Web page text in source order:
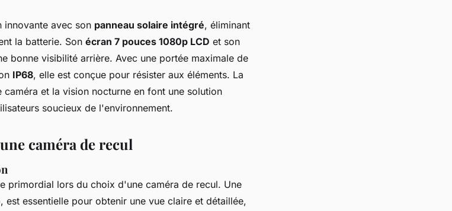
innovante avec son panneau solaire intégré, éliminant
la batterie. Son écran 7 pouces 1080p LCD et son
bonne visibilité arrière. Avec une portée maximale de
IP68, elle est conçue pour résister aux éléments. La
et la vision nocturne en font une solution
soucieux de l'environnement.
caméra de recul
primordial lors du choix d'une caméra de recul. Une
est essentielle pour obtenir une vue claire et détaillée,